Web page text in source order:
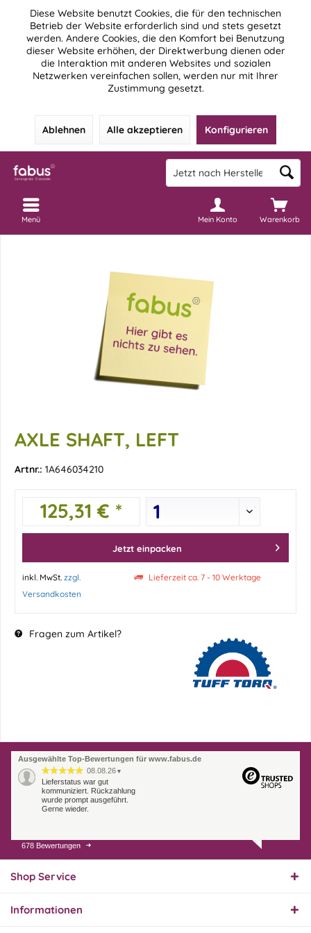
Diese Website benutzt Cookies, die für den technischen
Betrieb der Website erforderlich sind und stets gesetzt
werden. Andere Cookies, die den Komfort bei Benutzung
dieser Website erhöhen, der Direktwerbung dienen oder
die Interaktion mit anderen Websites und sozialen
Netzwerken vereinfachen sollen, werden nur mit Ihrer
Zustimmung gesetzt.
Ablehnen Alle akzeptieren Konfigurieren
Warenkorb
Mein Konto
Menü
AXLE SHAFT, LEFT
Artnr.: 1A646034210
125,31 € *
Jetzt einpacken
inkl. MwSt. zzgl.
Versandkosten
Lieferzeit ca. 7 - 10 Werktage
Fragen zum Artikel?
Ausgewählte Top-Bewertungen für www.fabus.de
08.08.26 ▼
Lieferstatus war gut
kommuniziert. Rückzahlung
wurde prompt ausgeführt.
Gerne wieder.
07.08.26
Endlich das richtige
678 Bewertungen
Shop Service
Informationen